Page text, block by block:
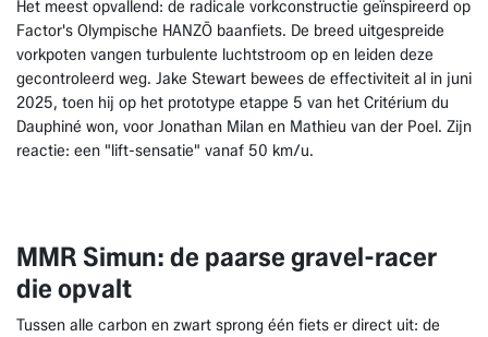
Het meest opvallend: de radicale vorkconstructie geïnspireerd op
Factor's Olympische HANZŌ baanfiets. De breed uitgespreide
vorkpoten vangen turbulente luchtstroom op en leiden deze
gecontroleerd weg. Jake Stewart bewees de effectiviteit al in juni
2025, toen hij op het prototype etappe 5 van het Critérium du
Dauphiné won, voor Jonathan Milan en Mathieu van der Poel. Zijn
reactie: een "lift-sensatie" vanaf 50 km/u.
MMR Simun: de paarse gravel-racer
die opvalt
Tussen alle carbon en zwart sprong één fiets er direct uit: de